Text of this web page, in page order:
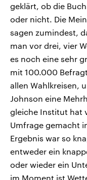
geklärt, ob die
oder nicht. Die
sagen zumindest,
man vor drei, vier
es noch eine sehr
mit 100.000
allen Wahlkreisen,
Johnson eine
gleiche Institut hat
Umfrage gemacht
Ergebnis war so
entweder ein
oder wieder ein
im Moment ist